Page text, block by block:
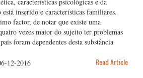
inserido e características familiares.
factor, de notar que existe uma
vezes maior do sujeito ter problemas
foram dependentes desta substância
12-2016 Read Article